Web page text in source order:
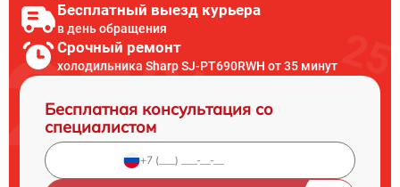
Бесплатный выезд курьера
в день обращения
Срочный ремонт
холодильника Sharp SJ-PT690RWH от 35 минут
Бесплатная консультация со
специалистом